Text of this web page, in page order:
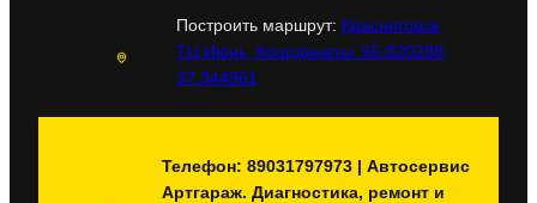
Построить маршрут: Красногорск,
ТЦ Июнь, Координаты: 55.820288,
37.344961
Телефон: 89031797973 | Автосервис
Артгараж. Диагностика, ремонт и